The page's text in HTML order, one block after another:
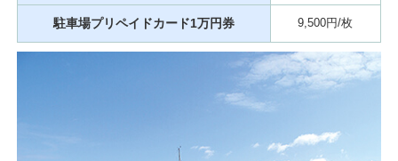
駐車場プリペイドカード1万円券 9,500円/枚